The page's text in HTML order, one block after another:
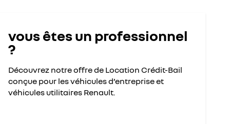
vous êtes un professionnel
?
Découvrez notre offre de Location Crédit-Bail
conçue pour les véhicules d’entreprise et
véhicules utilitaires Renault.